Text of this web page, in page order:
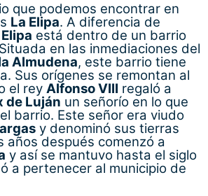
que podemos encontrar en
La Elipa. A diferencia de
está dentro de un barrio
en las inmediaciones del
Almudena, este barrio tiene
Sus orígenes se remontan al
el rey Alfonso VIII regaló a
de Luján un señorío en lo que
barrio. Este señor era viudo
y denominó sus tierras
años después comenzó a
y así se mantuvo hasta el siglo
a pertenecer al municipio de